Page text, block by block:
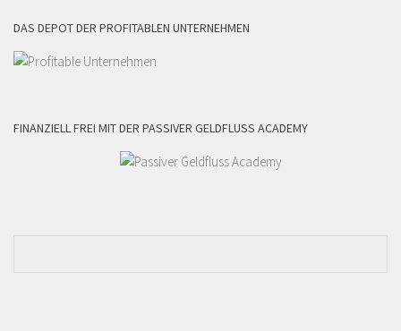
DAS DEPOT DER PROFITABLEN UNTERNEHMEN
FINANZIELL FREI MIT DER PASSIVER GELDFLUSS ACADEMY